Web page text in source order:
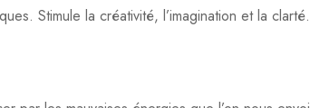
Stimule la créativité, l’imagination et la